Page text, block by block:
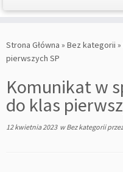
to
content
Strona Główna » Bez kategorii »
pierwszych SP
Komunikat w
do klas
12 kwietnia 2023wBez kategorii